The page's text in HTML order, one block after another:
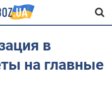
в
на главные